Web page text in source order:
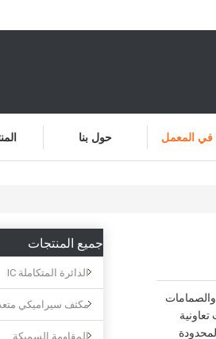
حول بنا في المعمل
جميع المنتجات
الدائرة المتكاملة IC
مكثف سيراميكي
المقاومة السميكة
والصمامات